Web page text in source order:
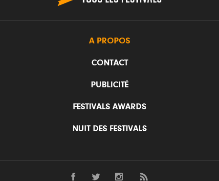
A PROPOS
CONTACT
PUBLICITÉ
FESTIVALS AWARDS
NUIT DES FESTIVALS